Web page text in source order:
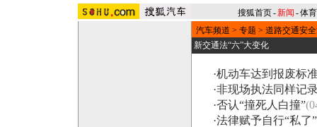
搜狐首页-新闻 -体育
汽车频道 > 专题 > 道路交通安
新交通法“六”大变化
·机动车达到报废标
·非现场执法同样记
·否认“撞死人白撞”
·法律赋予自行“私了